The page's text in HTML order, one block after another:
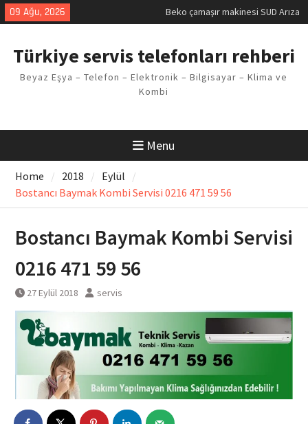
Skip
to
09 Ağu, 2026
Beko çamaşır makinesi SUD Arıza
Kodu
Kodu
Arızası Çözümü
E02 Arıza Kodu Regal kombi
Viessmann kombi F3 Hatası
Çözüm Yöntemleri
Türkiye servis telefonları rehberi
Beyaz Eşya – Telefon – Elektronik – Bilgisayar – Klima ve
Kombi
Menu
Home 2018
Eylül
Bostancı Baymak Kombi Servisi 0216 471 59 56
Bostancı Baymak Kombi Servisi
0216 471 59 56
27 Eylül 2018 servis